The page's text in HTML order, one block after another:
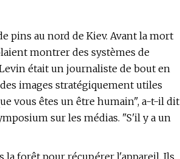
pins au nord de Kiev. Avant la mort
montrer des systèmes de
était un journaliste de bout en
images stratégiquement utiles
vous êtes un être humain", a-t-il dit
sur les médias. "S'il y a un